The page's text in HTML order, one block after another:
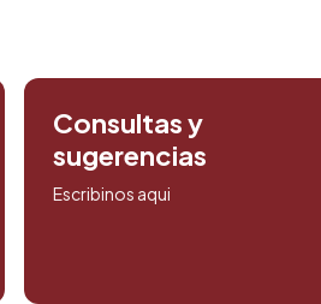
Consultas y
sugerencias
Escribinos aqui